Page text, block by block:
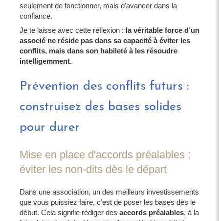
seulement de fonctionner, mais d'avancer dans la
confiance.
Je te laisse avec cette réflexion : la véritable force d’un
associé ne réside pas dans sa capacité à éviter les
conflits, mais dans son habileté à les résoudre
intelligemment.
Prévention des conflits futurs :
construisez des bases solides
pour durer
Mise en place d'accords préalables :
éviter les non-dits dès le départ
Dans une association, un des meilleurs investissements
que vous puissiez faire, c’est de poser les bases dès le
début. Cela signifie rédiger des accords préalables, à la